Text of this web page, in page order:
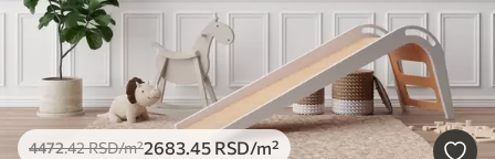
4472.42RSD/m²2683 .45 RSD/m²